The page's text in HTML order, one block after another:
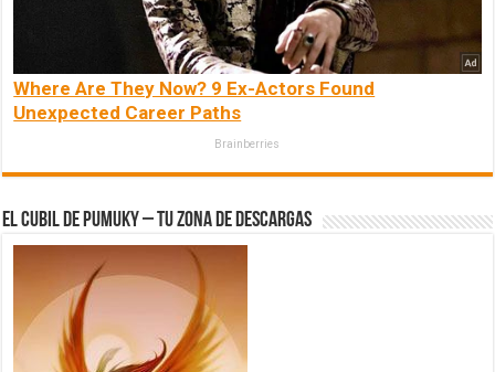
Where Are They Now? 9 Ex-Actors Found
Unexpected Career Paths
Brainberries
El Cubil de Pumuky – Tu zona de Descargas